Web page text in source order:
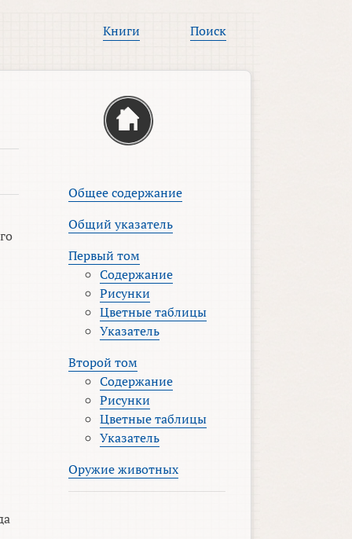
Книги Поиск
Общее содержание
Общий указатель
Первый том
Содержание
Рисунки
Цветные таблицы
Указатель
Второй том
Содержание
Рисунки
Цветные таблицы
Указатель
Оружие животных